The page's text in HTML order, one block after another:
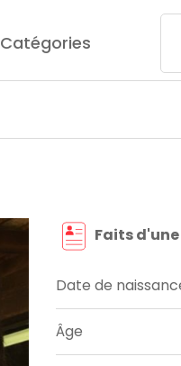
Catégories
Faits
Date de
Âge